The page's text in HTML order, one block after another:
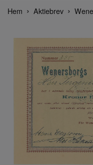
Hem Aktiebrev